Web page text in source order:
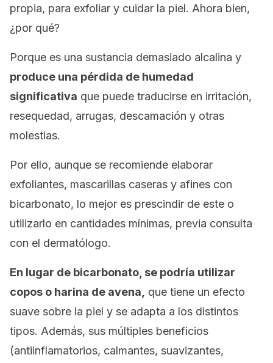
propia, para exfoliar y cuidar la piel. Ahora bien,
¿por qué?
Porque es una sustancia demasiado alcalina y
produce una pérdida de humedad
significativa que puede traducirse en irritación,
resequedad, arrugas, descamación y otras
molestias.
Por ello, aunque se recomiende elaborar
exfoliantes, mascarillas caseras y afines con
bicarbonato, lo mejor es prescindir de este o
utilizarlo en cantidades mínimas, previa consulta
con el dermatólogo.
En lugar de bicarbonato, se podría utilizar
copos o harina de avena,
que tiene un efecto
suave sobre la piel y se adapta a los distintos
tipos. Además, sus múltiples beneficios
(antiinflamatorios, calmantes, suavizantes,